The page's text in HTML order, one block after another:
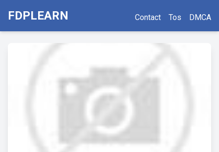
FDPLEARN Contact Tos DMCA